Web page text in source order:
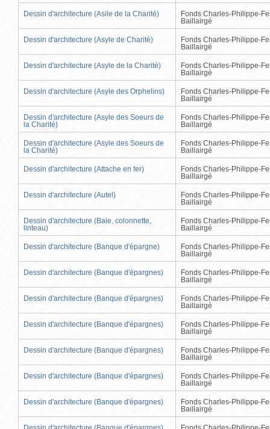
Dessin d'architecture (Asile de la Charité)
Fonds Charles-Philippe-
Baillairgé
Dessin d'architecture (Asyle de Charité)
Fonds Charles-Philippe-
Baillairgé
Dessin d'architecture (Asyle de la Charité)
Fonds Charles-Philippe-
Baillairgé
Dessin d'architecture (Asyle des Orphelins)
Fonds Charles-Philippe-
Baillairgé
Dessin d'architecture (Asyle des Soeurs de
la Charité)
Fonds Charles-Philippe-
Baillairgé
Dessin d'architecture (Asyle des Soeurs de
la Charité)
Fonds Charles-Philippe-
Baillairgé
Dessin d'architecture (Attache en fer)
Fonds Charles-Philippe-
Baillairgé
Dessin d'architecture (Autel)
Fonds Charles-Philippe-
Baillairgé
Dessin d'architecture (Baie, colonnette,
linteau)
Fonds Charles-Philippe-
Baillairgé
Dessin d'architecture (Banque d'épargne)
Fonds Charles-Philippe-
Baillairgé
Dessin d'architecture (Banque d'épargnes)
Fonds Charles-Philippe-
Baillairgé
Dessin d'architecture (Banque d'épargnes)
Fonds Charles-Philippe-
Baillairgé
Dessin d'architecture (Banque d'épargnes)
Fonds Charles-Philippe-
Baillairgé
Dessin d'architecture (Banque d'épargnes)
Fonds Charles-Philippe-
Baillairgé
Dessin d'architecture (Banque d'épargnes)
Fonds Charles-Philippe-
Baillairgé
Dessin d'architecture (Banque d'épargnes)
Fonds Charles-Philippe-
Baillairgé